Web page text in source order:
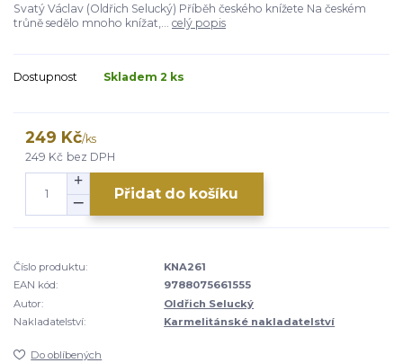
Svatý Václav (Oldřich Selucký) Příběh českého knížete Na českém
trůně sedělo mnoho knížat,... celý popis
Dostupnost Skladem 2 ks
249 Kč/ks
249 Kč bez DPH
Přidat do košíku
Číslo produktu:
KNA261
EAN kód:
9788075661555
Autor:
Oldřich Selucký
Nakladatelství:
Karmelitánské nakladatelství
Do oblíbených